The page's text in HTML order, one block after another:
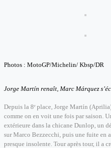
Photos : MotoGP/Michelin/ Kbsp/DR
Jorge Martín renaît, Marc Márquez
Depuis la 8ᵉ place, Jorge Martín
comme on en voit une fois par saison.
extérieure dans la chicane Dunlop, un
sur Marco Bezzecchi, puis une fuite en
presque insolente. Tour après tour, il a